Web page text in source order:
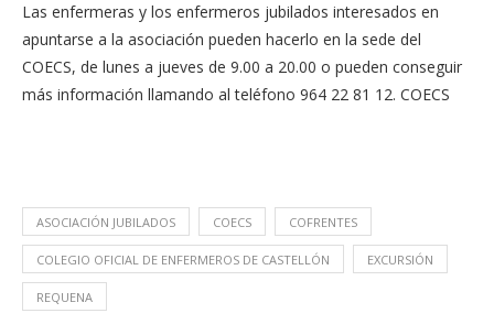
Las enfermeras y los enfermeros jubilados interesados en
apuntarse a la asociación pueden hacerlo en la sede del
COECS, de lunes a jueves de 9.00 a 20.00 o pueden conseguir
más información llamando al teléfono 964 22 81 12. COECS
ASOCIACIÓN JUBILADOS COECS COFRENTES
COLEGIO OFICIAL DE ENFERMEROS DE CASTELLÓN EXCURSIÓN
REQUENA